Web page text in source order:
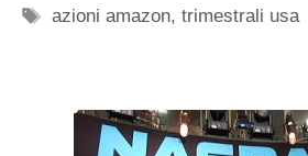
Tag
azioni amazon,trimestrali usa